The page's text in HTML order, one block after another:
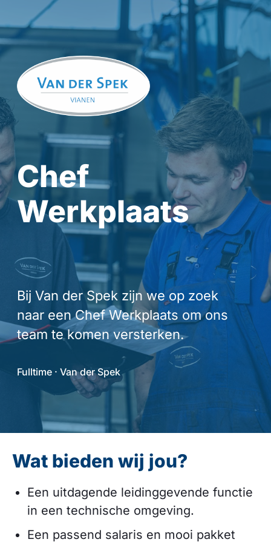
Chef
Werkplaats
Bij Van der Spek zijn we op zoek
naar een Chef Werkplaats om ons
team te komen versterken.
Fulltime · Van der Spek
Wat bieden wij jou?
Een uitdagende leidinggevende functie
in een technische omgeving.
Een passend salaris en mooi pakket